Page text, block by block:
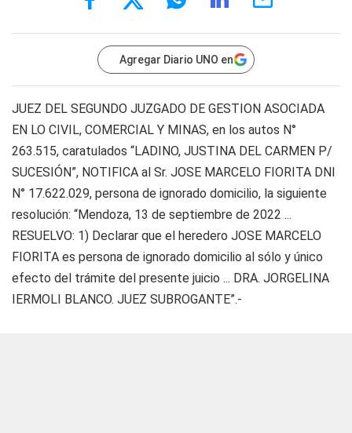
Agregar Diario UNO en
JUEZ DEL SEGUNDO JUZGADO DE GESTION ASOCIADA
EN LO CIVIL, COMERCIAL Y MINAS, en los autos N°
263.515, caratulados “LADINO, JUSTINA DEL CARMEN P/
SUCESIÓN”, NOTIFICA al Sr. JOSE MARCELO FIORITA DNI
N° 17.622.029, persona de ignorado domicilio, la siguiente
resolución: “Mendoza, 13 de septiembre de 2022 ...
RESUELVO: 1) Declarar que el heredero JOSE MARCELO
FIORITA es persona de ignorado domicilio al sólo y único
efecto del trámite del presente juicio ... DRA. JORGELINA
IERMOLI BLANCO. JUEZ SUBROGANTE”.-